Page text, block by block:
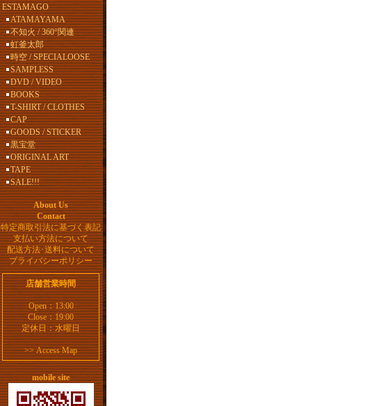
ESTAMAGO
ATAMAYAMA
不知火 / 360°関連
虹釜太郎
時空 / SPECIALOOSE
SAMPLESS
DVD / VIDEO
BOOKS
T-SHIRT / CLOTHES
CAP
GOODS / STICKER
黒宝堂
ORIGINAL ART
TAPE
SALE!!!
About Us
Contact
特定商取引法に基づく表記
支払い方法について
配送方法･送料について
プライバシーポリシー
店舗営業時間
Open：13:00
Close：19:00
定休日：水曜日
>>Access Map
mobile site